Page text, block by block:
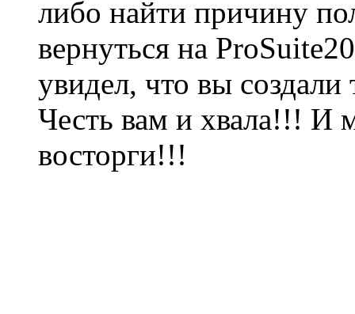
либо найти причину
вернуться на
увидел, что вы
Честь вам и хвала!!! И
восторги!!!